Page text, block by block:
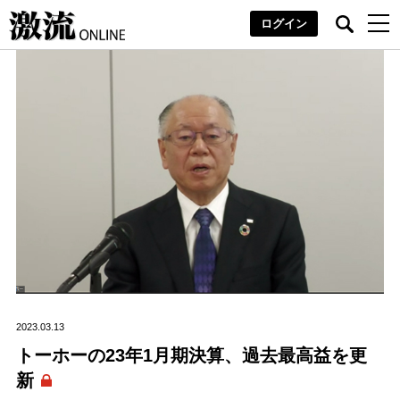
ログイン
2023.03.13
トーホーの23年1月期決算、過去最高益を更
新